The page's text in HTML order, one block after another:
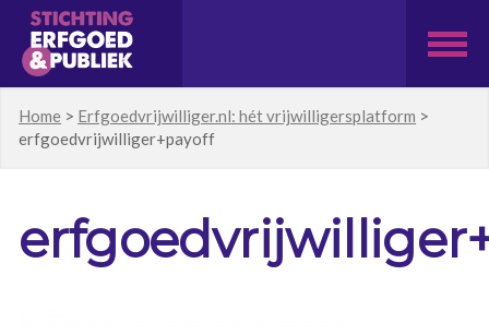
Home > Erfgoedvrijwilliger.nl: hét vrijwilligersplatform >
erfgoedvrijwilliger+payoff